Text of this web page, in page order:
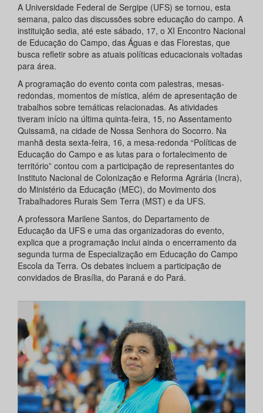
A Universidade Federal de Sergipe (UFS) se tornou, esta
semana, palco das discussões sobre educação do campo. A
instituição sedia, até este sábado, 17, o XI Encontro Nacional
de Educação do Campo, das Águas e das Florestas, que
busca refletir sobre as atuais políticas educacionais voltadas
para área.
A programação do evento conta com palestras, mesas-
redondas, momentos de mística, além de apresentação de
trabalhos sobre temáticas relacionadas. As atividades
tiveram início na última quinta-feira, 15, no Assentamento
Quissamã, na cidade de Nossa Senhora do Socorro. Na
manhã desta sexta-feira, 16, a mesa-redonda “Políticas de
Educação do Campo e as lutas para o fortalecimento de
território” contou com a participação de representantes do
Instituto Nacional de Colonização e Reforma Agrária (Incra),
do Ministério da Educação (MEC), do Movimento dos
Trabalhadores Rurais Sem Terra (MST) e da UFS.
A professora Marilene Santos, do Departamento de
Educação da UFS e uma das organizadoras do evento,
explica que a programação inclui ainda o encerramento da
segunda turma de Especialização em Educação do Campo
Escola da Terra. Os debates incluem a participação de
convidados de Brasília, do Paraná e do Pará.